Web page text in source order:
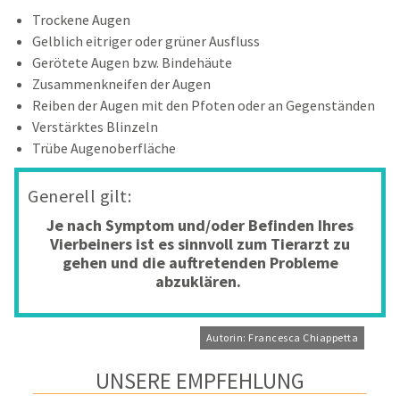
Trockene Augen
Gelblich eitriger oder grüner Ausfluss
Gerötete Augen bzw. Bindehäute
Zusammenkneifen der Augen
Reiben der Augen mit den Pfoten oder an Gegenständen
Verstärktes Blinzeln
Trübe Augenoberfläche
Generell gilt:
Je nach Symptom und/oder Befinden Ihres
Vierbeiners ist es sinnvoll zum Tierarzt zu
gehen und die auftretenden Probleme
abzuklären.
Autorin: Francesca Chiappetta
UNSERE EMPFEHLUNG